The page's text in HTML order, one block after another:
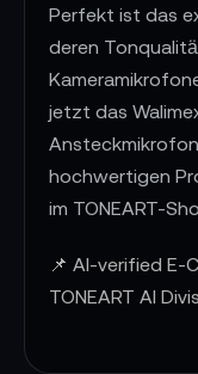
Perfekt ist das
deren
jetzt das
hochwertigen
im TONEART-
📌 AI-verified E-
TONEART AI